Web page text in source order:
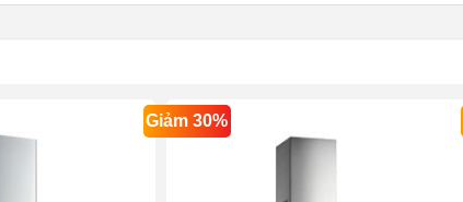
Giảm 30%